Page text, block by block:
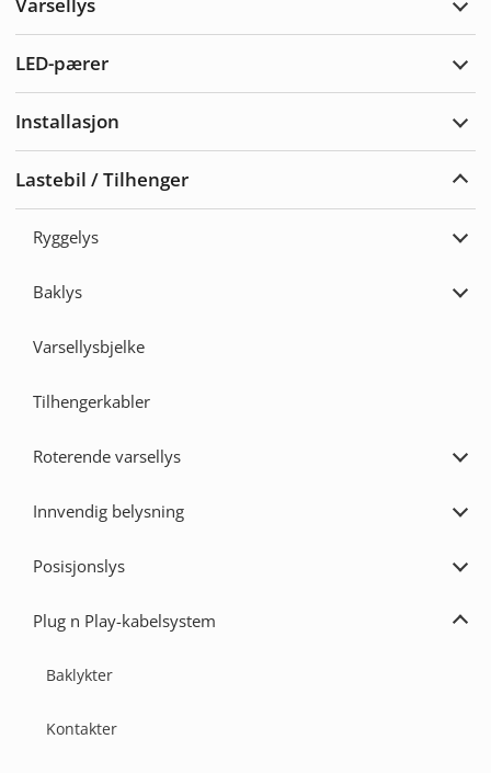
Varsellys
Utvid
LED-pærer
Utvid
Installasjon
Utvid
Lastebil / Tilhenger
Utvid
Ryggelys
Utvid
Baklys
Utvid
Varsellysbjelke
Tilhengerkabler
Roterende varsellys
Utvid
Innvendig belysning
Utvid
Posisjonslys
Utvid
Plug n Play-kabelsystem
Utvid
Baklykter
Kontakter